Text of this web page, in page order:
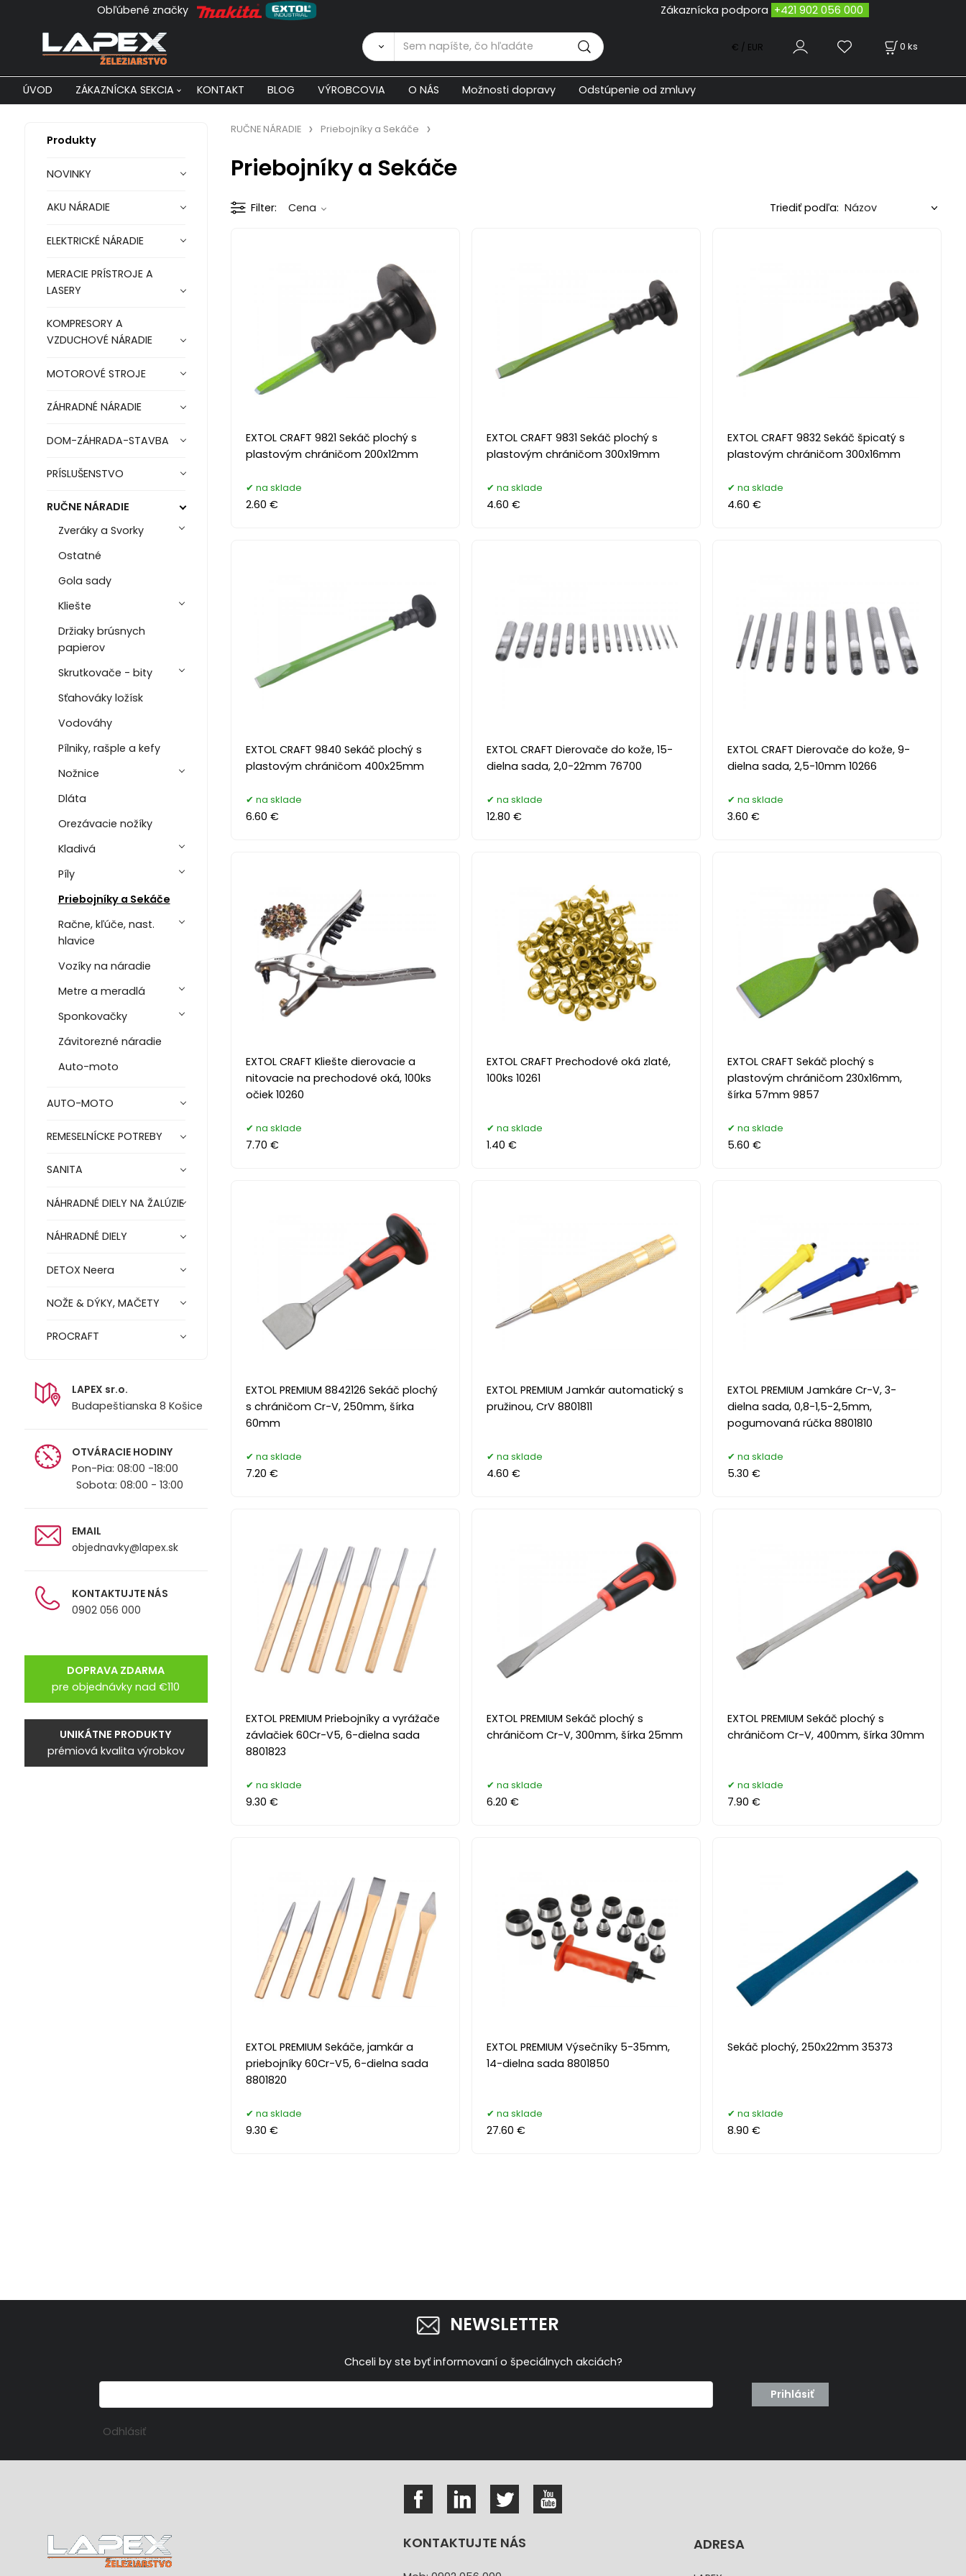
Obľúbené značky Zákaznícka podpora +421 902 056 000
0 ks
€ / EUR
ÚVOD ZÁKAZNÍCKA SEKCIA KONTAKT BLOG VÝROBCOVIA O NÁS Možnosti dopravy Odstúpenie od zmluvy
Produkty
NOVINKY
AKU NÁRADIE
ELEKTRICKÉ NÁRADIE
MERACIE PRÍSTROJE A
LASERY
KOMPRESORY A
VZDUCHOVÉ NÁRADIE
MOTOROVÉ STROJE
ZÁHRADNÉ NÁRADIE
DOM-ZÁHRADA-STAVBA
PRÍSLUŠENSTVO
RUČNE NÁRADIE
Zveráky a Svorky
Ostatné
Gola sady
Kliešte
Držiaky brúsnych
papierov
Skrutkovače - bity
Sťahováky ložísk
Vodováhy
Pílniky, rašple a kefy
Nožnice
Dláta
Orezávacie nožíky
Kladivá
Píly
Priebojníky a Sekáče
Račne, kľúče, nast.
hlavice
Vozíky na náradie
Metre a meradlá
Sponkovačky
Závitorezné náradie
Auto-moto
AUTO-MOTO
REMESELNÍCKE POTREBY
SANITA
NÁHRADNÉ DIELY NA ŽALÚZIE
NÁHRADNÉ DIELY
DETOX Neera
NOŽE & DÝKY, MAČETY
PROCRAFT
LAPEX sr.o.
Budapeštianska 8 Košice
OTVÁRACIE HODINY
Pon-Pia: 08:00 -18:00
Sobota: 08:00 - 13:00
EMAIL
objednavky@lapex.sk
KONTAKTUJTE NÁS
0902 056 000
DOPRAVA ZDARMA
pre objednávky nad €110
UNIKÁTNE PRODUKTY
prémiová kvalita výrobkov
RUČNE NÁRADIE Priebojníky a Sekáče
Priebojníky a Sekáče
Filter Cena Triediť podľa:
EXTOL CRAFT 9821 Sekáč plochý s
plastovým chráničom 200x12mm
na sklade
2.60 €
EXTOL CRAFT 9831 Sekáč plochý s
plastovým chráničom 300x19mm
na sklade
4.60 €
EXTOL CRAFT 9832 Sekáč špicatý s
plastovým chráničom 300x16mm
na sklade
4.60 €
EXTOL CRAFT 9840 Sekáč plochý s
plastovým chráničom 400x25mm
na sklade
6.60 €
EXTOL CRAFT Dierovače do kože, 15-
dielna sada, 2,0-22mm 76700
na sklade
12.80 €
EXTOL CRAFT Dierovače do kože, 9-
dielna sada, 2,5-10mm 10266
na sklade
3.60 €
EXTOL CRAFT Kliešte dierovacie a
nitovacie na prechodové oká, 100ks
očiek 10260
na sklade
7.70 €
EXTOL CRAFT Prechodové oká zlaté,
100ks 10261
na sklade
1.40 €
EXTOL CRAFT Sekáč plochý s
plastovým chráničom 230x16mm,
šírka 57mm 9857
na sklade
5.60 €
EXTOL PREMIUM 8842126 Sekáč plochý
s chráničom Cr-V, 250mm, šírka
60mm
na sklade
7.20 €
EXTOL PREMIUM Jamkár automatický s
pružinou, CrV 8801811
na sklade
4.60 €
EXTOL PREMIUM Jamkáre Cr-V, 3-
dielna sada, 0,8-1,5-2,5mm,
pogumovaná rúčka 8801810
na sklade
5.30 €
EXTOL PREMIUM Priebojníky a vyrážače
závlačiek 60Cr-V5, 6-dielna sada
8801823
na sklade
9.30 €
EXTOL PREMIUM Sekáč plochý s
chráničom Cr-V, 300mm, šírka 25mm
na sklade
6.20 €
EXTOL PREMIUM Sekáč plochý s
chráničom Cr-V, 400mm, šírka 30mm
na sklade
7.90 €
EXTOL PREMIUM Sekáče, jamkár a
priebojníky 60Cr-V5, 6-dielna sada
8801820
na sklade
9.30 €
EXTOL PREMIUM Výsečníky 5-35mm,
14-dielna sada 8801850
na sklade
27.60 €
Sekáč plochý, 250x22mm 35373
na sklade
8.90 €
NEWSLETTER
Chceli by ste byť informovaní o špeciálnych akciách?
Prihlásiť
Odhlásiť
KONTAKTUJTE NÁS ADRESA